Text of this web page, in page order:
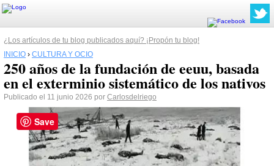
¿Los artículos de tu blog publicados aquí? ¡Propón tu blog!
INICIO › CULTURA Y OCIO
250 años de la fundación de eeuu, basada
en el exterminio sistemático de los nativos
Publicado el 11 junio 2026 por Carlosdelriego
Save